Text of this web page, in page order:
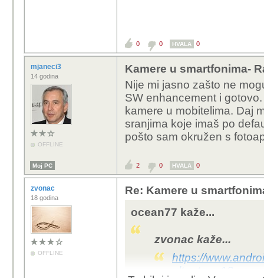
0 0 HVALA 0
mjaneci3
14 godina
OFFLINE
Kamere u smartfonima-
Nije mi jasno zašto ne
SW enhancement i
kamere u mobitelima. Daj
sranjima koje imaš po
pošto sam okružen s
Moj PC 2 0 HVALA 0
zvonac
18 godina
OFFLINE
Re: Kamere u
ocean77 kaže...
zvonac kaže...
https://
ultra-to-a-13-